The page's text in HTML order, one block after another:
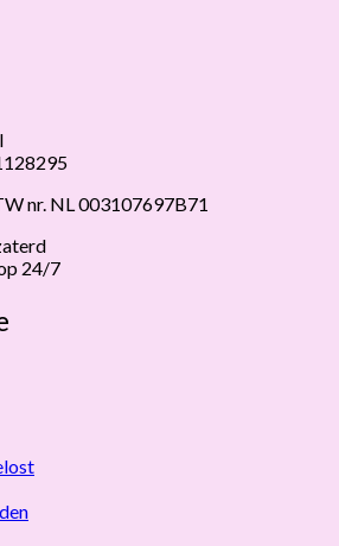
nr. NL 003107697B71
24/7